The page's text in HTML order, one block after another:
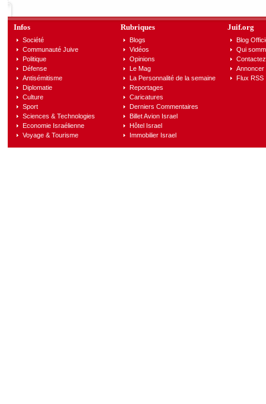
Infos
Société
Communauté Juive
Politique
Défense
Antisémitisme
Diplomatie
Culture
Sport
Sciences & Technologies
Economie Israélienne
Voyage & Tourisme
Rubriques
Blogs
Vidéos
Opinions
Le Mag
La Personnalité de la semaine
Reportages
Caricatures
Derniers Commentaires
Billet Avion Israel
Hôtel Israel
Immobilier Israel
Juif.org
Blog
Qui
Annoncer
Flux RSS